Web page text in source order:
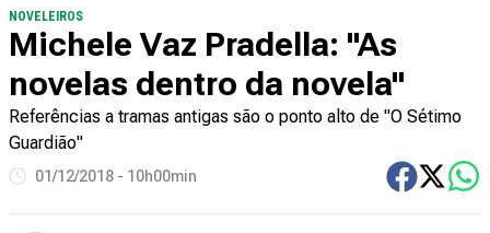
NOVELEIROS
Michele Vaz Pradella: "As
novelas dentro da novela"
Referências a tramas antigas são o ponto alto de "O Sétimo
Guardião"
01/12/2018 - 10h00min